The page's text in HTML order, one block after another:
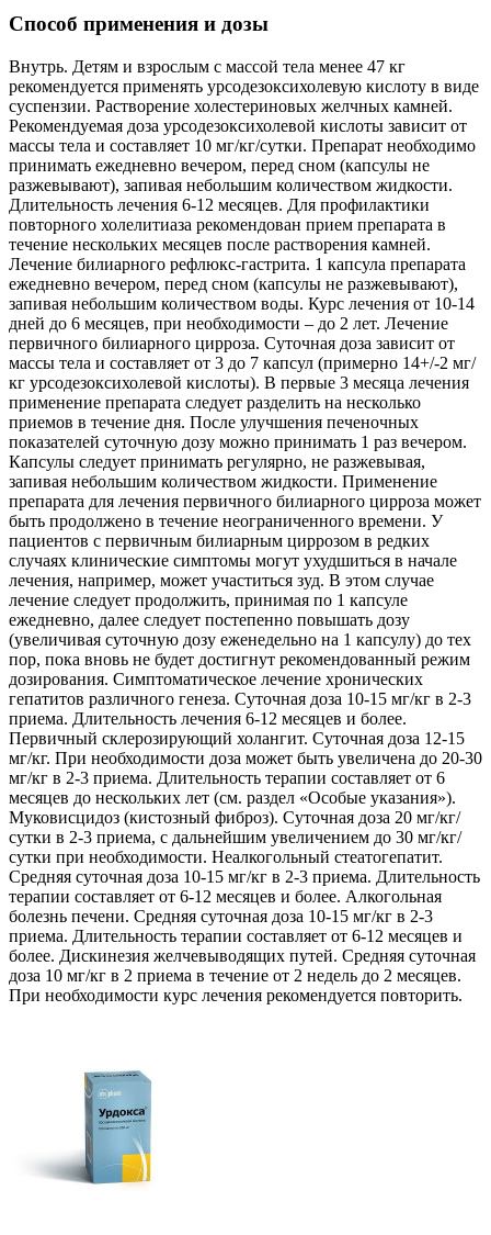
Способ применения и дозы
Внутрь. Детям и взрослым с массой тела менее 47 кг
рекомендуется применять урсодезоксихолевую кислоту в виде
суспензии. Растворение холестериновых желчных камней.
Рекомендуемая доза урсодезоксихолевой кислоты зависит от
массы тела и составляет 10 мг/кг/сутки. Препарат необходимо
принимать ежедневно вечером, перед сном (капсулы не
разжевывают), запивая небольшим количеством жидкости.
Длительность лечения 6-12 месяцев. Для профилактики
повторного холелитиаза рекомендован прием препарата в
течение нескольких месяцев после растворения камней.
Лечение билиарного рефлюкс-гастрита. 1 капсула препарата
ежедневно вечером, перед сном (капсулы не разжевывают),
запивая небольшим количеством воды. Курс лечения от 10-14
дней до 6 месяцев, при необходимости – до 2 лет. Лечение
первичного билиарного цирроза. Суточная доза зависит от
массы тела и составляет от 3 до 7 капсул (примерно 14+/-2 мг/
кг урсодезоксихолевой кислоты). В первые 3 месяца лечения
применение препарата следует разделить на несколько
приемов в течение дня. После улучшения печеночных
показателей суточную дозу можно принимать 1 раз вечером.
Капсулы следует принимать регулярно, не разжевывая,
запивая небольшим количеством жидкости. Применение
препарата для лечения первичного билиарного цирроза может
быть продолжено в течение неограниченного времени. У
пациентов с первичным билиарным циррозом в редких
случаях клинические симптомы могут ухудшиться в начале
лечения, например, может участиться зуд. В этом случае
лечение следует продолжить, принимая по 1 капсуле
ежедневно, далее следует постепенно повышать дозу
(увеличивая суточную дозу еженедельно на 1 капсулу) до тех
пор, пока вновь не будет достигнут рекомендованный режим
дозирования. Симптоматическое лечение хронических
гепатитов различного генеза. Суточная доза 10-15 мг/кг в 2-3
приема. Длительность лечения 6-12 месяцев и более.
Первичный склерозирующий холангит. Суточная доза 12-15
мг/кг. При необходимости доза может быть увеличена до 20-30
мг/кг в 2-3 приема. Длительность терапии составляет от 6
месяцев до нескольких лет (см. раздел «Особые указания»).
Муковисцидоз (кистозный фиброз). Суточная доза 20 мг/кг/
сутки в 2-3 приема, с дальнейшим увеличением до 30 мг/кг/
сутки при необходимости. Неалкогольный стеатогепатит.
Средняя суточная доза 10-15 мг/кг в 2-3 приема. Длительность
терапии составляет от 6-12 месяцев и более. Алкогольная
болезнь печени. Средняя суточная доза 10-15 мг/кг в 2-3
приема. Длительность терапии составляет от 6-12 месяцев и
более. Дискинезия желчевыводящих путей. Средняя суточная
доза 10 мг/кг в 2 приема в течение от 2 недель до 2 месяцев.
При необходимости курс лечения рекомендуется повторить.